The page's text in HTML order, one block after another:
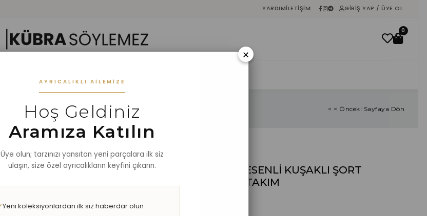
YARDIMİLETIŞIM GIRIŞ YAP / ÜYE OL
0
< < Önceki Sayfaya Dön
LİMON DESENLİ KUŞAKLI ŞORT
KİMONA TAKIM
×
AYRICALIKLI AILEMIZE
Hoş Geldiniz
Aramıza Katılın
Üye olun; tarzınızı yansıtan yeni parçalara ilk siz
ulaşın, size özel ayrıcalıkların keyfini çıkarın.
Yeni koleksiyonlardan ilk siz haberdar olun